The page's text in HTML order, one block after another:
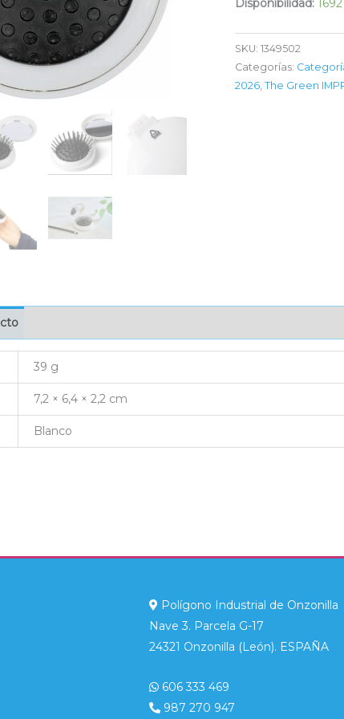
Disponibilidad:
SKU: 1349502
Categorías:
2026 The Green
39 g
7,2 × 6,4 × 2,2 cm
Blanco
Polígono Industrial de Onzonilla
Nave 3. Parcela G-17
24321 Onzonilla (León). ESPAÑA
606 333 469
987 270 947